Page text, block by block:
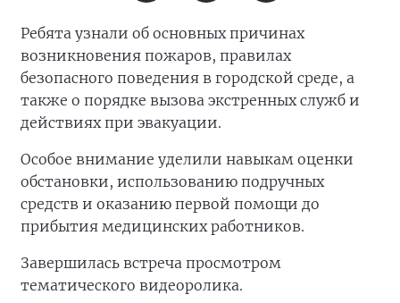
Ребята узнали об основных причинах
возникновения пожаров, правилах
безопасного поведения в городской среде, а
также о порядке вызова экстренных служб и
действиях при эвакуации.
Особое внимание уделили навыкам оценки
обстановки, использованию подручных
средств и оказанию первой помощи до
прибытия медицинских работников.
Завершилась встреча просмотром
тематического видеоролика.